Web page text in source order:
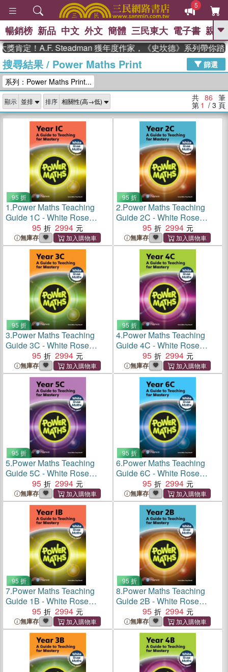
5
GO
熱搜： 東野圭吾 The Odyssey 、
父親節 、 如果歷史是一群喵 、 暑期
念華 、 台灣的李登輝時代 、 數學女
孩：黎曼猜想
偉大的迷走神經
暢銷榜 新品 中文 外文 簡體 三民東大 電子書 親子
A.F. Steadman 獲年度作家，《史坎德》系列帶你踏上熱血
搜尋結果/ Power Maths Print
篩選
系列：Power Maths Print...
顯示 排序 共 86 筆
第 1 / 3 頁
95 折
1.Power Maths Teaching
Guide 1C - White Rose
Maths edition
95 2994
無庫存
95 折
2.Power Maths Teaching
Guide 2C - White Rose
Maths edition
95 2994
無庫存
95 折
3.Power Maths Teaching
Guide 3C - White Rose
Maths edition
95 2994
無庫存
95 折
4.Power Maths Teaching
Guide 4C - White Rose
Maths edition
95 2994
無庫存
95 折
5.Power Maths Teaching
Guide 5C - White Rose
Maths edition
95 2994
無庫存
95 折
6.Power Maths Teaching
Guide 6C - White Rose
Maths edition
95 2994
無庫存
95 折
7.Power Maths Teaching
Guide 1B - White Rose
Maths edition
95 2994
無庫存
95 折
8.Power Maths Teaching
Guide 2B - White Rose
Maths edition
95 2994
無庫存